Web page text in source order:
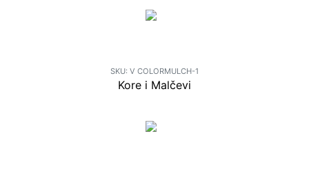
SKU: V COLORMULCH-1
Kore i Malčevi